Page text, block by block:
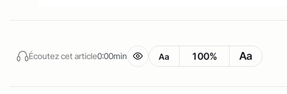
Écoutez cet article0:00min Aa 100% Aa